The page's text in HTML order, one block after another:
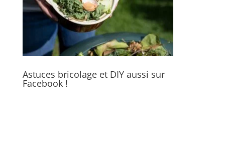
Astuces bricolage et DIY aussi sur
Facebook !